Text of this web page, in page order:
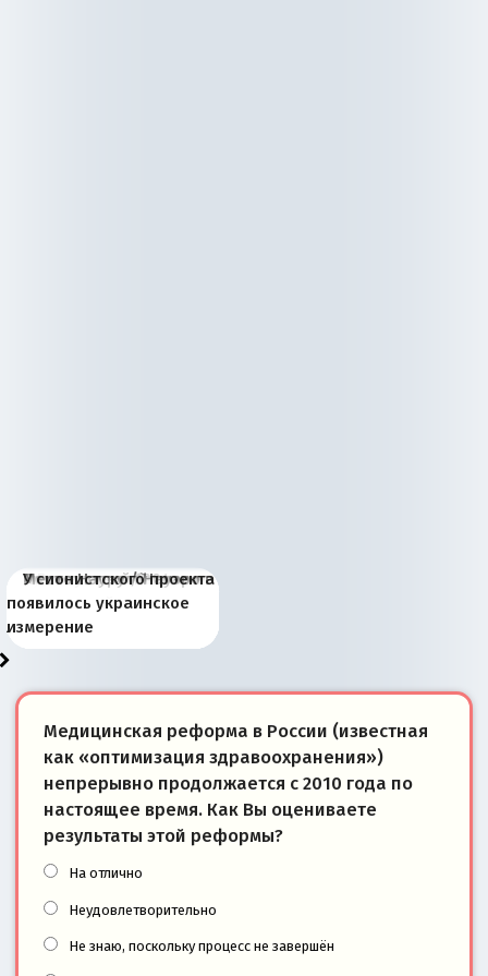
Киевская марионетка
Запада рассказала о
«переобувании» хозяев
В России назрели
перемены: 15 шагов к
суверенной экономике
Миграционный пожар
Европы
Россия начинает
сбрасывать балласт
Анкориджа
Россия зимой 1904
года: первые уступки во
внутренней политике
Русская нация вчера и
сегодня
Почему правый крах в
Варшаве не поможет её
отношениям с Россией?
Место Науру / Науэро в
современной истории
Южной Осетии
У сионистского проекта
появилось украинское
измерение
Медицинская реформа в России (известная
как «оптимизация здравоохранения»)
непрерывно продолжается с 2010 года по
настоящее время. Как Вы оцениваете
результаты этой реформы?
На отлично
Неудовлетворительно
Не знаю, поскольку процесс не завершён